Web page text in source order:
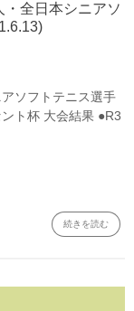
全日本シニアソ
ソフトテニス選手
ト杯 大会結果 ●R3
続きを読む